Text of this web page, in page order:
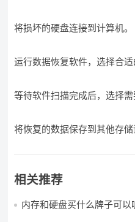
将损坏的硬盘连接到计算机。
运行数据恢复软件，选择合适
等待软件扫描完成后，选择需
将恢复的数据保存到其他存储
相关推荐
内存和硬盘买什么牌子可以